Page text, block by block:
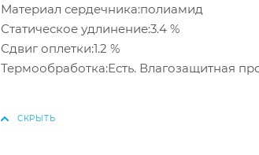
Материал сердечника:полиамид
Статическое удлинение:3.4 %
Сдвиг оплетки:1.2 %
Термообработка:Есть. Влагозащитная